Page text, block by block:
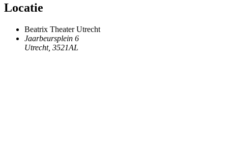
Locatie
Beatrix Theater Utrecht
Jaarbeursplein 6
Utrecht, 3521AL